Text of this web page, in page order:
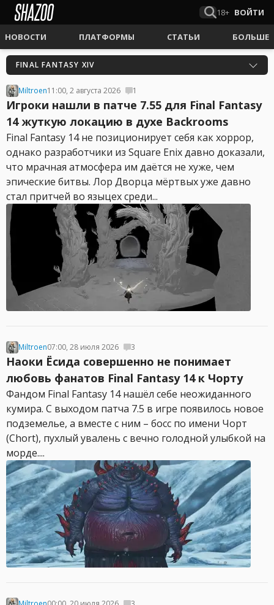
18+ ВОЙТИ
НОВОСТИ ПЛАТФОРМЫ СТАТЬИ БОЛЬШЕ
FINAL FANTASY XIV
Miltroen11:00, 2 августа 2026 1
Игроки нашли в патче 7.55 для Final Fantasy
14 жуткую локацию в духе Backrooms
Final Fantasy 14 не позиционирует себя как хоррор,
однако разработчики из Square Enix давно доказали,
что мрачная атмосфера им даётся не хуже, чем
эпические битвы. Лор Дворца мёртвых уже давно
стал притчей во языцех среди...
Miltroen07:00, 28 июля 2026 3
Наоки Ёсида совершенно не понимает
любовь фанатов Final Fantasy 14 к Чорту
Фандом Final Fantasy 14 нашёл себе неожиданного
кумира. С выходом патча 7.5 в игре появилось новое
подземелье, а вместе с ним – босс по имени Чорт
(Chort), пухлый увалень с вечно голодной улыбкой на
морде....